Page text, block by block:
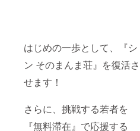
はじめの一歩として、『シ
ン そのまんま荘』を復活さ
せます！
さらに、挑戦する若者を
『無料滞在』で応援する